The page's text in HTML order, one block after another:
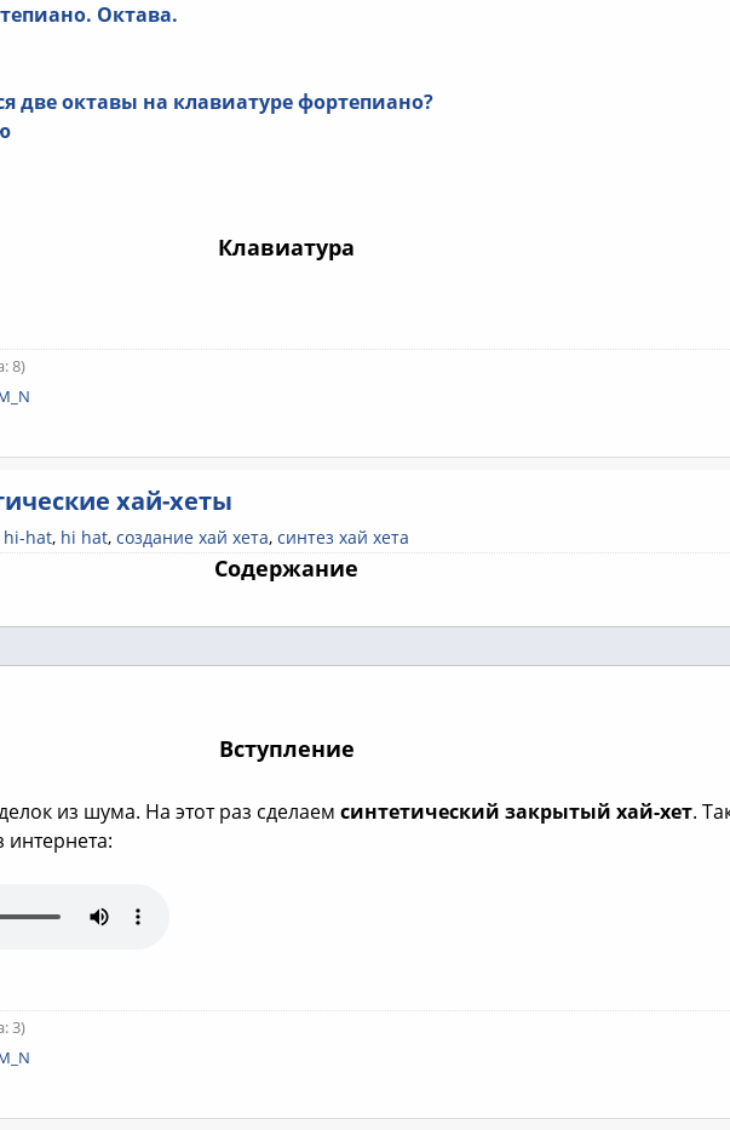
Октава.
две октавы на клавиатуре фортепиано?
Клавиатура
8)
хай-хеты
hi-hat, hi hat, создание хай хета, синтез хай хета
Содержание
Вступление
из шума. На этот раз сделаем синтетический закрытый хай-хет.
интернета:
3)